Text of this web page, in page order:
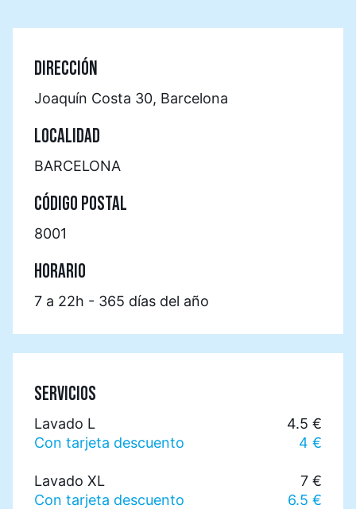
DIRECCIÓN
Joaquín Costa 30, Barcelona
LOCALIDAD
BARCELONA
CÓDIGO POSTAL
8001
HORARIO
7 a 22h - 365 días del año
SERVICIOS
Lavado L
4.5 €
Con tarjeta descuento
4 €
Lavado XL
7 €
Con tarjeta descuento
6.5 €